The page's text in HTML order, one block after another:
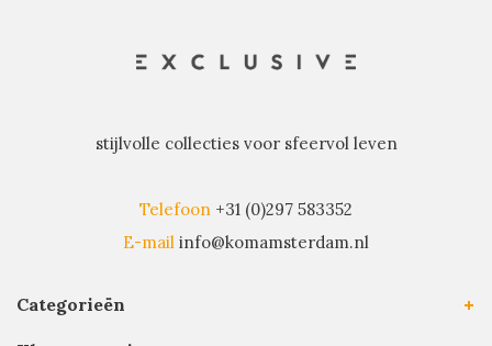
stijlvolle collecties voor sfeervol leven
Telefoon +31 (0)297 583352
E-mail info@komamsterdam.nl
Categorieën